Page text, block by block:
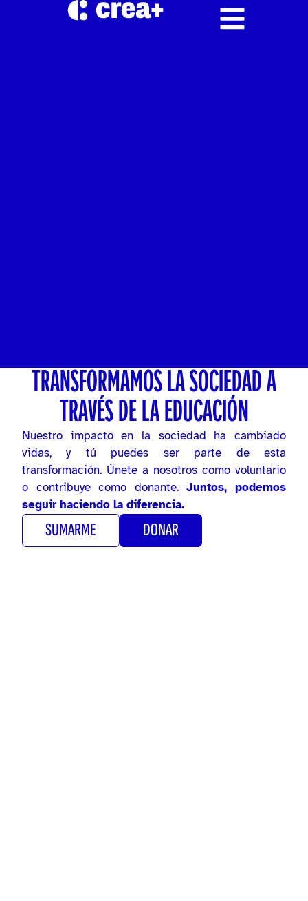
TRANSFORMAMOS LA SOCIEDAD A
TRAVÉS DE LA EDUCACIÓN
Nuestro impacto en la sociedad ha cambiado
vidas, y tú puedes ser parte de esta
transformación. Únete a nosotros como voluntario
o contribuye como donante.Juntos, podemos
seguir haciendo la diferencia.
SUMARME DONAR